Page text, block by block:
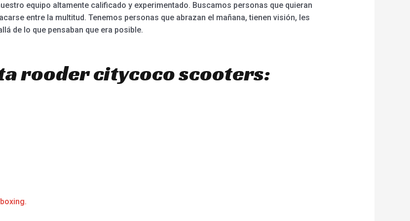
equipo altamente calificado y experimentado. Buscamos personas que quieran
entre la multitud. Tenemos personas que abrazan el mañana, tienen visión, les
de lo que pensaban que era posible.
rooder citycoco scooters: